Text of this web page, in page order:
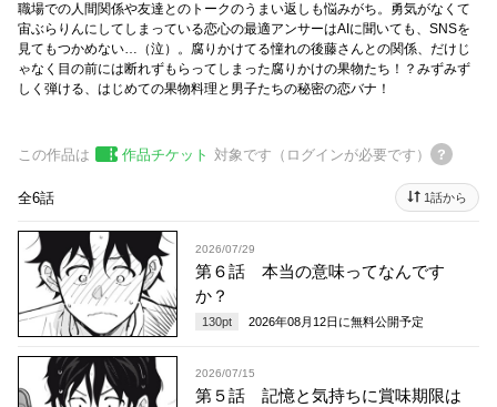
職場での人間関係や友達とのトークのうまい返しも悩みがち。勇気がなくて
宙ぶらりんにしてしまっている恋心の最適アンサーはAIに聞いても、SNSを
見てもつかめない…（泣）。腐りかけてる憧れの後藤さんとの関係、だけじ
ゃなく目の前には断れずもらってしまった腐りかけの果物たち！？みずみず
しく弾ける、はじめての果物料理と男子たちの秘密の恋バナ！
この作品は 作品チケット 対象です（ログインが必要です）
全6話 1話から
2026/07/29
第６話 本当の意味ってなんです
か？
130pt 2026年08月12日 に無料公開予定
2026/07/15
第５話 記憶と気持ちに賞味期限は